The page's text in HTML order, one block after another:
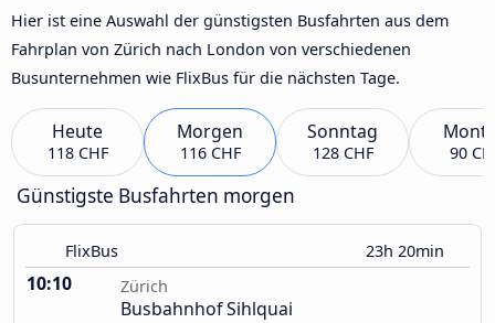
Hier ist eine Auswahl der günstigsten Busfahrten aus dem
Fahrplan von Zürich nach London von verschiedenen
Busunternehmen wie FlixBus für die nächsten Tage.
Heute
118 CHF
Morgen
116 CHF
Sonntag
128 CHF 90
Günstigste Busfahrten morgen
FlixBus 23h 20min
10:10 Zürich
Busbahnhof Sihlquai